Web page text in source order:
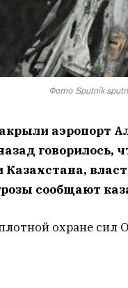
Фото Sputnik
аэропорт
говорилось,
сообщают
охране сил